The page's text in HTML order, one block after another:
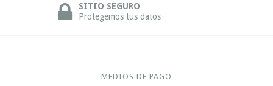
SITIO SEGURO
Protegemos tus datos
MEDIOS DE PAGO